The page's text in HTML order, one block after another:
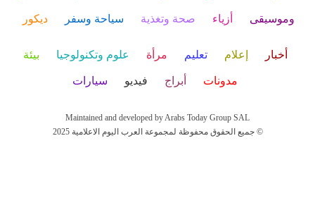
وموسيقى أزياء صحة وتغذية سياحة وسفر ديكور
أخبار إعلام تعليم مرأة علوم وتكنولوجيا بيئة
مدونات أبراج فيديو سيارات
Maintained and developed by Arabs Today Group SAL
جميع الحقوق محفوظة لمجموعة العرب اليوم الاعلامية 2025 ©